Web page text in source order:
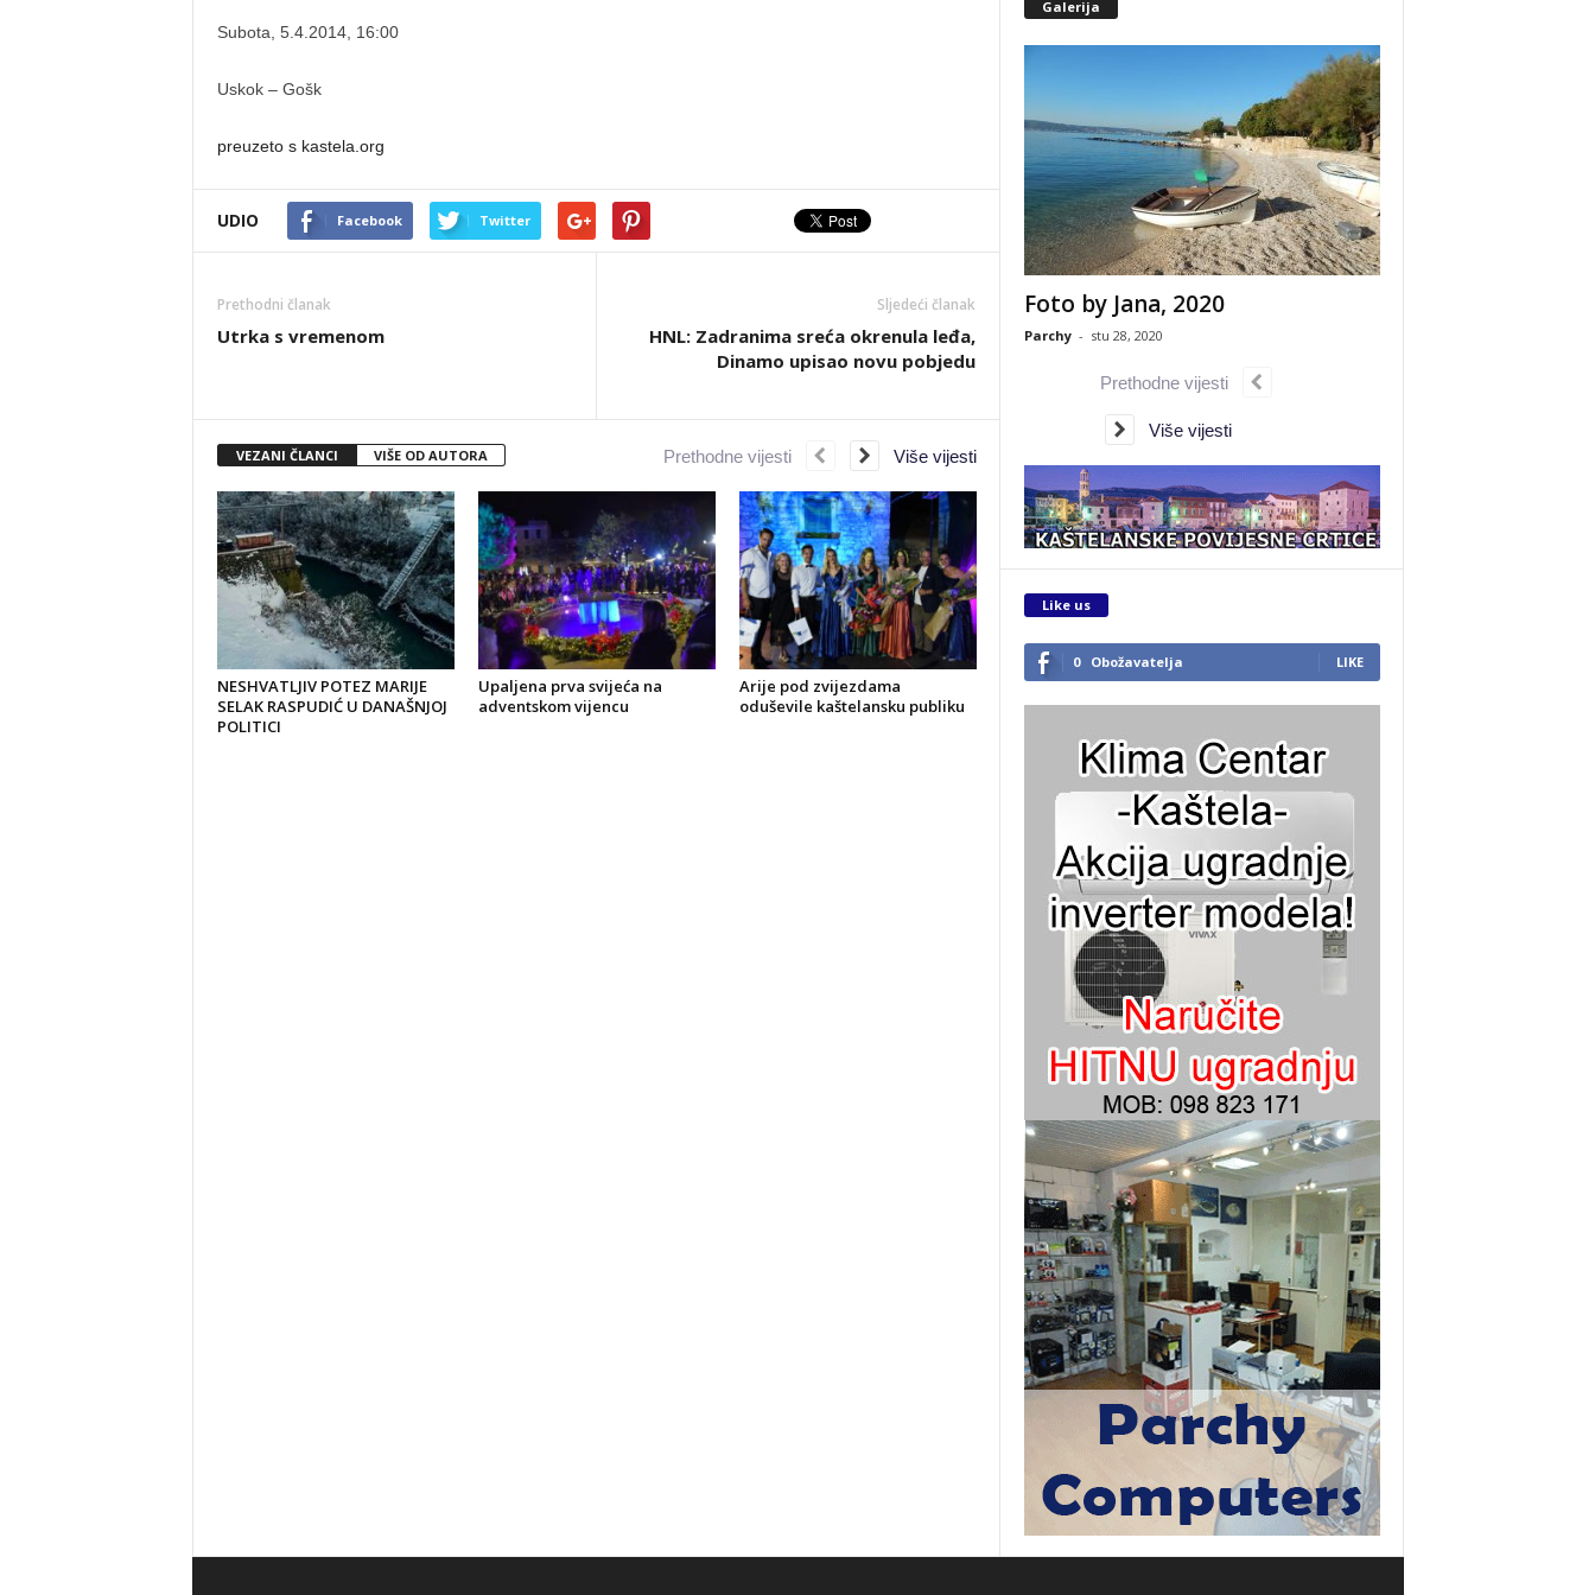
Subota, 5.4.2014, 16:00
Uskok – Gošk
preuzeto s kastela.org
UDIO Facebook Twitter
Prethodni članak
Utrka s vremenom
Sljedeći članak
HNL: Zadranima sreća okrenula leđa,
Dinamo upisao novu pobjedu
VEZANI ČLANCI VIŠE OD AUTORA
NESHVATLJIV POTEZ MARIJE
SELAK RASPUDIĆ U DANAŠNJOJ
POLITICI
Upaljena prva svijeća na
adventskom vijencu
Arije pod zvijezdama
oduševile kaštelansku publiku
Prethodne vijesti Više vijesti
Galerija
Foto by Jana, 2020
Parchy - stu 28, 2020
Prethodne vijesti
Više vijesti
Like us
0 Obožavatelja LIKE